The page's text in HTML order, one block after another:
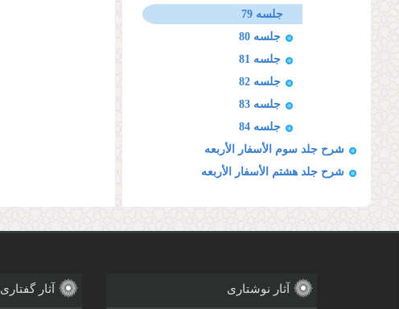
جلسه 79
جلسه 80
جلسه 81
جلسه 82
جلسه 83
جلسه 84
شرح جلد سوم الأسفار الأربعه
شرح جلد هشتم الأسفار الأربعه
آثار نوشتاری آثار گفتاری